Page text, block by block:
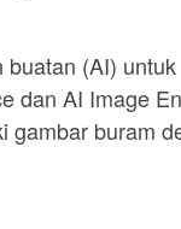
buatan (AI) untuk
dan AI Image
gambar buram